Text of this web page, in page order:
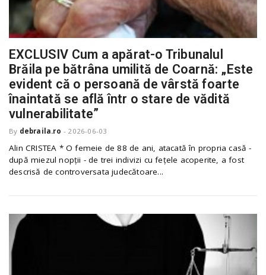
EXCLUSIV Cum a apărat-o Tribunalul
Brăila pe bătrâna umilită de Coarnă: „Este
evident că o persoană de vârstă foarte
înaintată se află într o stare de vădită
vulnerabilitate”
By debraila.ro - 2026-06-03
Alin CRISTEA * O femeie de 88 de ani, atacată în propria casă -
după miezul nopții - de trei indivizi cu fețele acoperite, a fost
descrisă de controversata judecătoare...